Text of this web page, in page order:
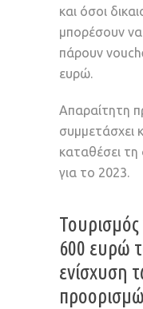
και όσοι
μπορέσουν
πάρουν
ευρώ.
Απαραίτητη
συμμετάσχει
καταθέσει
για το 2023.
600 ευρώ
ενίσχυση